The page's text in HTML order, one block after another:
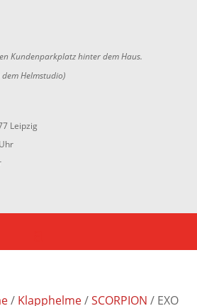
Kundenparkplatz hinter dem Haus.
Helmstudio)
Leipzig
/ Klapphelme/SCORPION / EXO